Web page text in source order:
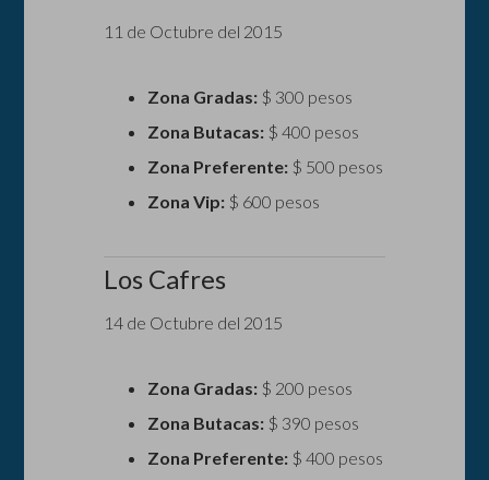
11 de Octubre del 2015
Zona Gradas: $ 300 pesos
Zona Butacas: $ 400 pesos
Zona Preferente: $ 500 pesos
Zona Vip: $ 600 pesos
Los Cafres
14 de Octubre del 2015
Zona Gradas: $ 200 pesos
Zona Butacas: $ 390 pesos
Zona Preferente: $ 400 pesos